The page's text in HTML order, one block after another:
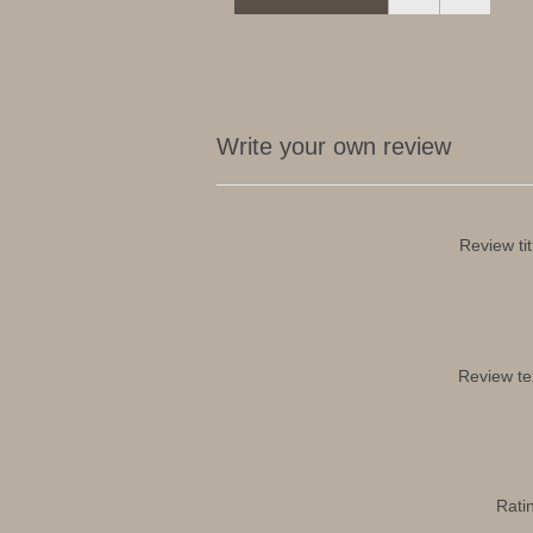
Write your own review
Review
Review